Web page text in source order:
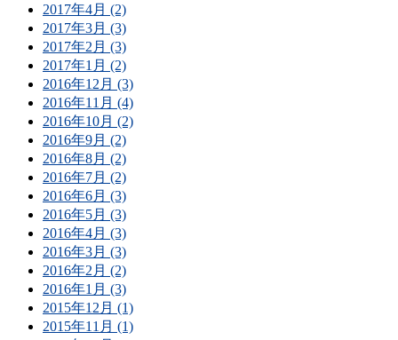
2017年4月 (2)
2017年3月 (3)
2017年2月 (3)
2017年1月 (2)
2016年12月 (3)
2016年11月 (4)
2016年10月 (2)
2016年9月 (2)
2016年8月 (2)
2016年7月 (2)
2016年6月 (3)
2016年5月 (3)
2016年4月 (3)
2016年3月 (3)
2016年2月 (2)
2016年1月 (3)
2015年12月 (1)
2015年11月 (1)